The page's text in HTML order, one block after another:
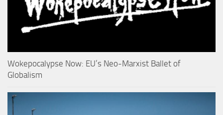
Wokepocalypse Now: EU’s Neo-Marxist Ballet of
Globalism